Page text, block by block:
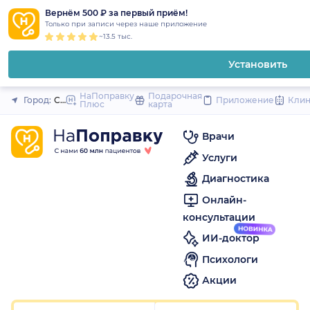
Вернём 500 ₽ за первый приём!
Только при записи через наше приложение
~13.5 тыс.
Установить
Закрыть
Город: Санкт-Петербург
НаПоправку
Плюс
Подарочная
карта
Приложение
Врачи
Услуги
Диагностика
Онлайн-
консультации
ИИ-доктор
Психологи
Акции